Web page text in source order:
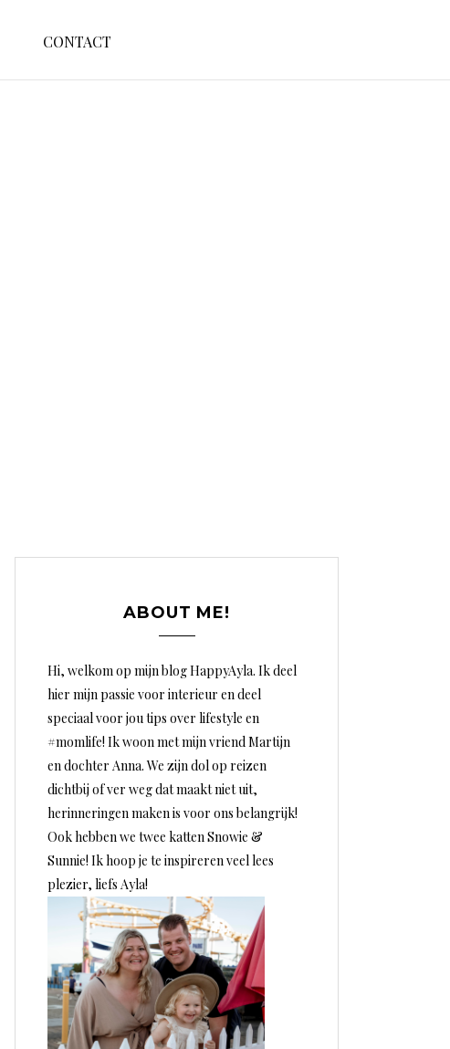
CONTACT
ABOUT ME!
Hi, welkom op mijn blog HappyAyla. Ik deel
hier mijn passie voor interieur en deel
speciaal voor jou tips over lifestyle en
#momlife! Ik woon met mijn vriend Martijn
en dochter Anna. We zijn dol op reizen
dichtbij of ver weg dat maakt niet uit,
herinneringen maken is voor ons belangrijk!
Ook hebben we twee katten Snowie &
Sunnie! Ik hoop je te inspireren veel lees
plezier, liefs Ayla!